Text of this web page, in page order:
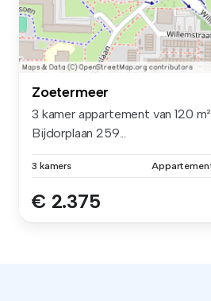
Zoetermeer
3 kamer appartement van 120
Bijdorplaan 259...
3 kamers
€ 2.375